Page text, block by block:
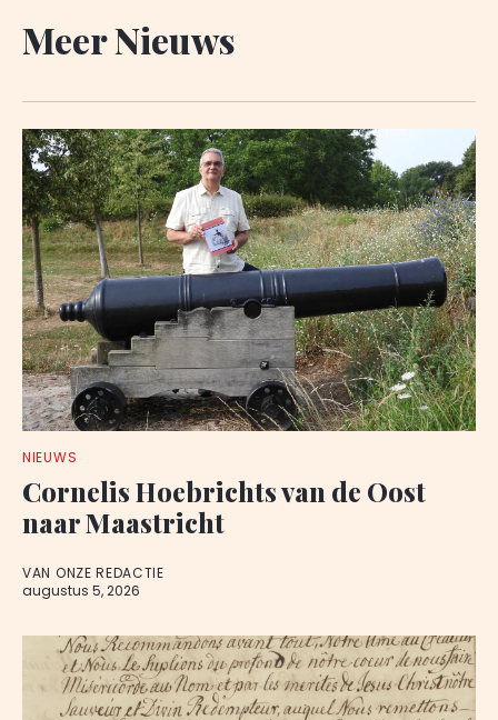
Meer Nieuws
NIEUWS
Cornelis Hoebrichts van de Oost
naar Maastricht
VAN ONZE REDACTIE
augustus 5, 2026